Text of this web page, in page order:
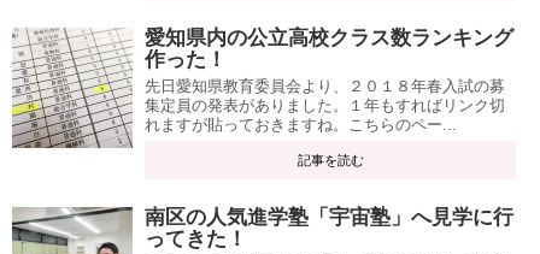
愛知県内の公立高校クラス数ランキング
作った！
先日愛知県教育委員会より、２０１８年春入試の募
集定員の発表がありました。１年もすればリンク切
れますが貼っておきますね。こちらのペー...
記事を読む
南区の人気進学塾「宇宙塾」へ見学に行
ってきた！